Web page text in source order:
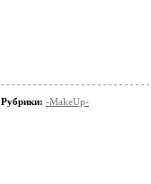
Рубрики: -MakeUp-